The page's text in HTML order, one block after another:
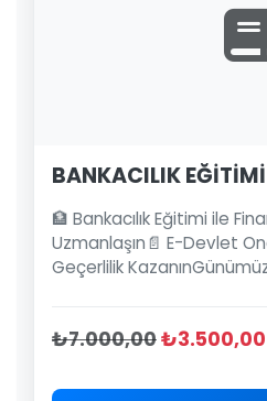
BANKACILIK EĞİTİMİ
🏦 Bankacılık Eğitimi ile
Uzmanlaşın📄 E-Devlet
Geçerlilik
₺7.000,00₺3.500,00